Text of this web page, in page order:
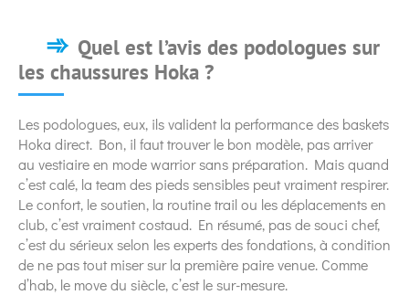
Quel est l’avis des podologues sur
les chaussures Hoka ?
Les podologues, eux, ils valident la performance des baskets
Hoka direct. Bon, il faut trouver le bon modèle, pas arriver
au vestiaire en mode warrior sans préparation. Mais quand
c’est calé, la team des pieds sensibles peut vraiment respirer.
Le confort, le soutien, la routine trail ou les déplacements en
club, c’est vraiment costaud. En résumé, pas de souci chef,
c’est du sérieux selon les experts des fondations, à condition
de ne pas tout miser sur la première paire venue. Comme
d’hab, le move du siècle, c’est le sur-mesure.